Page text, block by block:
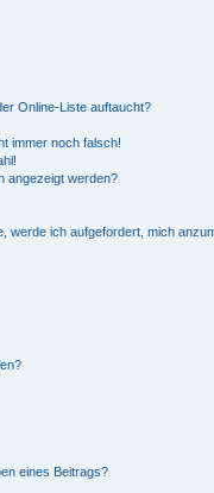
Online-Liste auftaucht?
immer noch falsch!
angezeigt werden?
werde ich aufgefordert, mich
eines Beitrags?